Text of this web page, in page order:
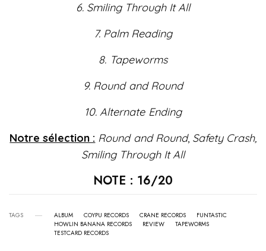
6. Smiling Through It All
7. Palm Reading
8. Tapeworms
9. Round and Round
10. Alternate Ending
Notre sélection : Round and Round, Safety Crash,
Smiling Through It All
NOTE : 16/20
TAGS ALBUM COYPU RECORDS CRANE RECORDS
FUNTASTIC
HOWLIN BANANA RECORDS
REVIEW
TAPEWORMS
TESTCARD RECORDS